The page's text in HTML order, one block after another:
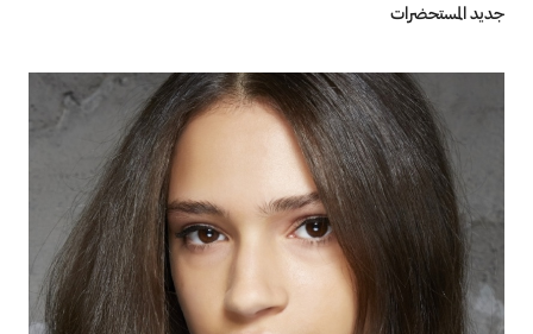
جديد المستحضرات